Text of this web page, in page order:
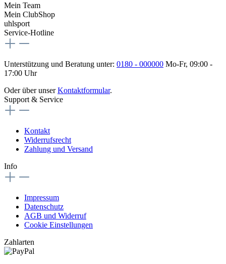
Mein Team
Mein ClubShop
uhlsport
Service-Hotline
Unterstützung und Beratung unter: 0180 - 000000 Mo-Fr, 09:00 -
17:00 Uhr
Oder über unserKontaktformular.
Support & Service
Kontakt
Widerrufsrecht
Zahlung und Versand
Info
Impressum
Datenschutz
AGB und Widerruf
Cookie Einstellungen
Zahlarten